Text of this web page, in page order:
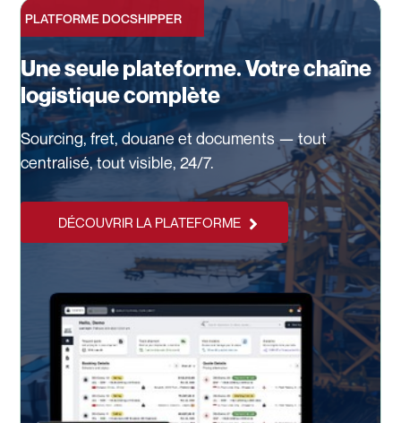
PLATFORME DOCSHIPPER
Une seule plateforme. Votre chaîne
logistique complète
Sourcing, fret, douane et documents — tout
centralisé, tout visible, 24/7.
DÉCOUVRIR LA PLATEFORME